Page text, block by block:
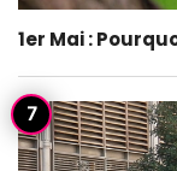
1er Mai :